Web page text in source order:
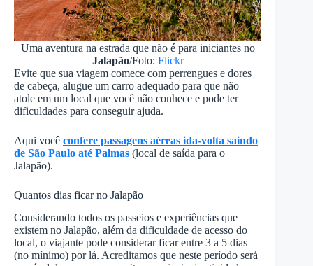
Uma aventura na estrada que não é para iniciantes no
Jalapão/Foto: Flickr
Evite que sua viagem comece com perrengues e dores
de cabeça, alugue um carro adequado para que não
atole em um local que você não conhece e pode ter
dificuldades para conseguir ajuda.
Aqui você confere passagens aéreas ida-volta saindo
de São Paulo até Palmas (local de saída para o
Jalapão).
Quantos dias ficar no Jalapão
Considerando todos os passeios e experiências que
existem no Jalapão, além da dificuldade de acesso do
local, o viajante pode considerar ficar entre 3 a 5 dias
(no mínimo) por lá. Acreditamos que neste período será